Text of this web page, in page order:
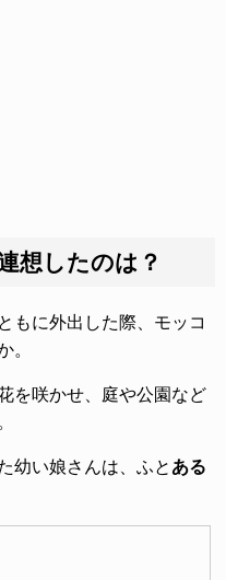
想したのは？
もに外出した際、モッコ
。
を咲かせ、庭や公園など
幼い娘さんは、ふと ある